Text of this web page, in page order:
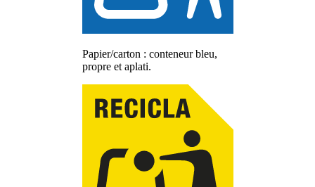
Papier/carton : conteneur bleu,
propre et aplati.